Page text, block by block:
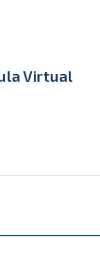
Virtual